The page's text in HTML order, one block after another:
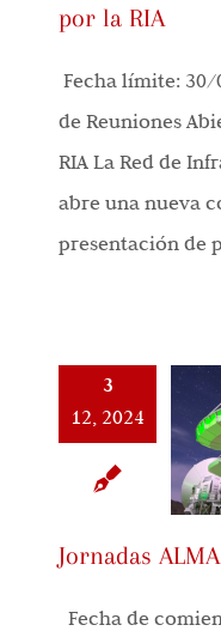
por la RIA
Fecha límite:
de Reuniones
RIA La Red de
abre una nueva
presentación de
3
12, 2024
Jornadas
Fecha de